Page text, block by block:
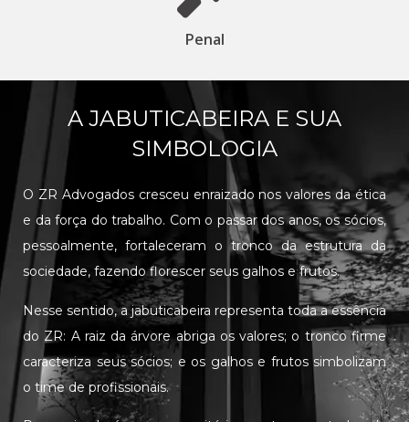
Penal
A JABUTICABEIRA E SUA
SIMBOLOGIA
O ZR Advogados cresceu enraizado nos valores da ética
e da força do trabalho. Com o passar dos anos, os sócios,
pessoalmente, fortaleceram o tronco da estrutura da
sociedade, fazendo florescer seus galhos e frutos.
Nesse sentido, a jabuticabeira representa toda a essência
do ZR: A raiz da árvore abriga os valores; o tronco firme
caracteriza seus sócios; e os galhos e frutos simbolizam
o time de profissionais.